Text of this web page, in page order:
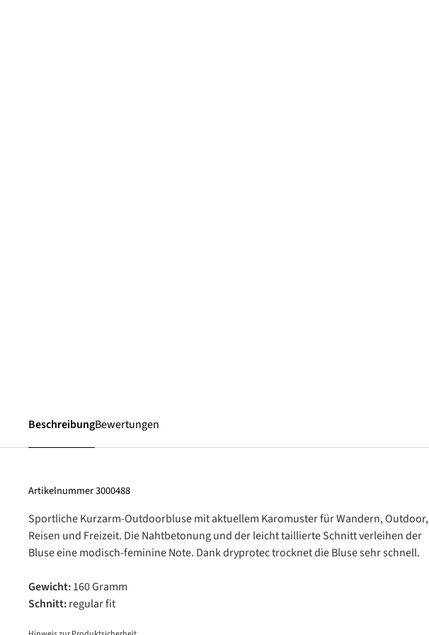
BeschreibungBewertungen
Artikelnummer3000488
Sportliche Kurzarm-Outdoorbluse mit aktuellem Karomuster für Wandern, Outdoor,
Reisen und Freizeit. Die Nahtbetonung und der leicht taillierte Schnitt verleihen der
Bluse eine modisch-feminine Note. Dank dryprotec trocknet die Bluse sehr schnell.
Gewicht:160 Gramm
Schnitt:regular fit